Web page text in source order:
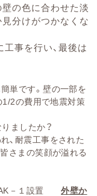
の色に合わせた淡
分けがつかなくな
事を行い、最後は
単です。壁の一部を
1/2の費用で地震対策
ましたか？
、耐震工事をされた
さまの笑顔が溢れる
設置外壁か